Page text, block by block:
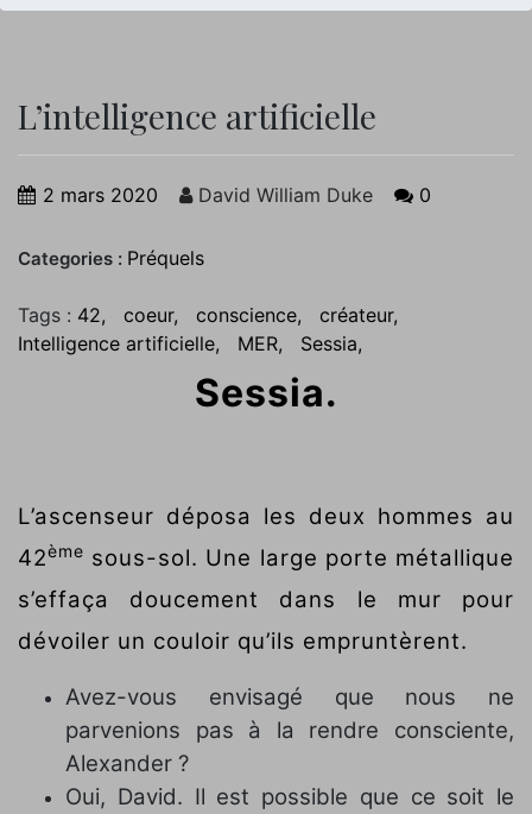
L’intelligence artificielle
2 mars 2020 David William Duke 0
Categories : Préquels
Tags : 42 coeur conscience
créateur
Intelligence artificielle
MER Sessia
Sessia.
L’ascenseur déposa les deux hommes au
42ème sous-sol. Une large porte métallique
s’effaça doucement dans le mur pour
dévoiler un couloir qu’ils empruntèrent.
Avez-vous envisagé que nous ne
parvenions pas à la rendre consciente,
Alexander ?
Oui, David. Il est possible que ce soit le